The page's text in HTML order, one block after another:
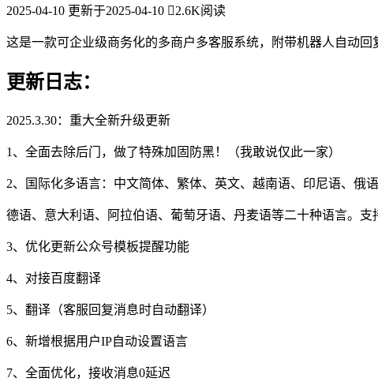
2025-04-10 更新于2025-04-10 2.6K阅读
这是一款可企业级商务化的多商户多客服系统，附带机器人自动
更新日志：
2025.3.30：重大全新升级更新
1、全面去除后门，做了特殊加固防黑！（我敢说仅此一家）
2、国际化多语言：中文简体、繁体、英文、越南语、印尼语、俄
德语、意大利语、阿拉伯语、葡萄牙语、丹麦语等二十种语言。支
3、优化更新公众号模板提醒功能
4、对接百度翻译
5、翻译（客服回复消息时自动翻译）
6、新增根据用户IP自动设置语言
7、全面优化，接收消息0延迟